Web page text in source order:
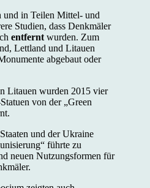
und in Teilen Mittel- und
Studien, dass Denk­mäler
entfernt wurden. Zum
Lettland und Litauen
abgebaut oder
Litauen wurden 2015 vier
von der „Green
und der Ukraine
führte zu
neuen Nutzungsformen für